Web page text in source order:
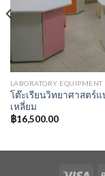
LABORATORY EQUIPMENT
โต๊ะเรียนวิทยาศาสตร์แ
เหลี่ยม
฿16,500.00